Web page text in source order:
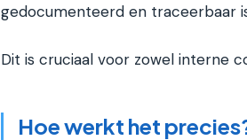
gedocumenteerd en traceerbaar
Dit is cruciaal voor zowel interne
Hoe werkt het